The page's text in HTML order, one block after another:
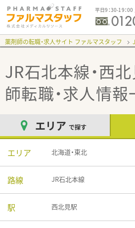
平日9：30-19：
薬剤師の転職・求人サイト ファルマスタッフ
JR石北本線・西
師転職・求人情報
エリア で探す
エリア 北海道・東北
路線 JR石北本線
駅 西北見駅